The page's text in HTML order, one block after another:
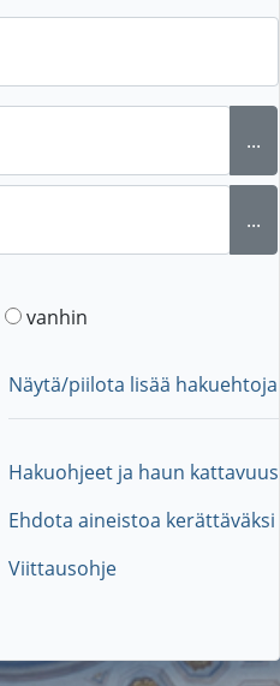
...
...
vanhin
Näytä/piilota lisää hakuehtoja
Hakuohjeet ja haun kattavuus
Ehdota aineistoa kerättäväksi
Viittausohje